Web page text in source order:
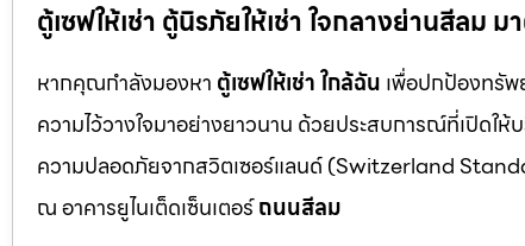
ตู้เซฟให้เช่า ตู้นิรภัยให้เช่า ใจกลางย่านสีลม
หากคุณกำลังมองหา ตู้เซฟให้เช่า ใกล้ฉัน เพื่อปกป้องทรั
ความไว้วางใจมาอย่างยาวนาน ด้วยประสบการณ์ที่เปิดใ
ความปลอดภัยจากสวิตเซอร์แลนด์ (Switzerland
ณ อาคารยูไนเต็ดเซ็นเตอร์ถนนสีลม